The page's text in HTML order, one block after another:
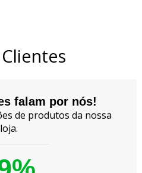
falam por nós!
de produtos da nossa
loja.